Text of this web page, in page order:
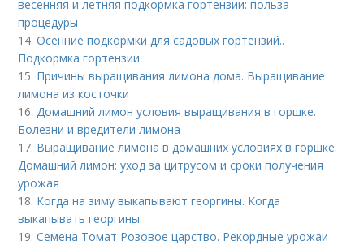
весенняя и летняя подкормка гортензии: польза
процедуры
14.Осенние подкормки для садовых гортензий..
Подкормка гортензии
15. Причины выращивания лимона дома. Выращивание
лимона из косточки
16.Домашний лимон условия выращивания в горшке.
Болезни и вредители лимона
17. Выращивание лимона в домашних условиях в горшке.
Домашний лимон: уход за цитрусом и сроки получения
урожая
18. Когда на зиму выкапывают георгины. Когда
выкапывать георгины
19.Семена Томат Розовое царство. Рекордные урожаи